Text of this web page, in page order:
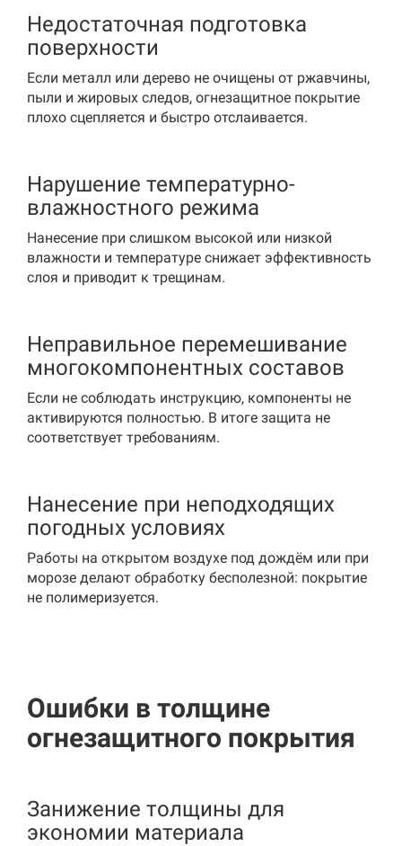
Недостаточная подготовка
поверхности
Если металл или дерево не очищены от ржавчины,
пыли и жировых следов, огнезащитное покрытие
плохо сцепляется и быстро отслаивается.
Нарушение температурно-
влажностного режима
Нанесение при слишком высокой или низкой
влажности и температуре снижает эффективность
слоя и приводит к трещинам.
Неправильное перемешивание
многокомпонентных составов
Если не соблюдать инструкцию, компоненты не
активируются полностью. В итоге защита не
соответствует требованиям.
Нанесение при неподходящих
погодных условиях
Работы на открытом воздухе под дождём или при
морозе делают обработку бесполезной: покрытие
не полимеризуется.
Ошибки в толщине
огнезащитного покрытия
Занижение толщины для
экономии материала